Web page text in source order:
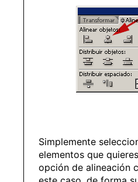
Simplemente
elementos que
opción de alineación